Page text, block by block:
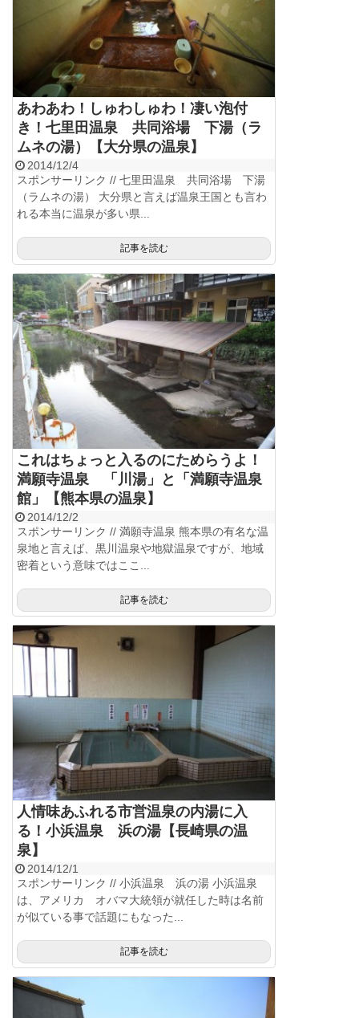
あわあわ！しゅわしゅわ！凄い泡付
き！七里田温泉 共同浴場 下湯（ラ
ムネの湯）【大分県の温泉】
2014/12/4
スポンサーリンク // 七里田温泉 共同浴場 下湯
（ラムネの湯） 大分県と言えば温泉王国とも言わ
れる本当に温泉が多い県...
記事を読む
これはちょっと入るのにためらうよ！
満願寺温泉 「川湯」と「満願寺温泉
館」【熊本県の温泉】
2014/12/2
スポンサーリンク // 満願寺温泉 熊本県の有名な温
泉地と言えば、黒川温泉や地獄温泉ですが、地域
密着という意味ではここ...
記事を読む
人情味あふれる市営温泉の内湯に入
る！小浜温泉 浜の湯【長崎県の温
泉】
2014/12/1
スポンサーリンク // 小浜温泉 浜の湯 小浜温泉
は、アメリカ オバマ大統領が就任した時は名前
が似ている事で話題にもなった...
記事を読む